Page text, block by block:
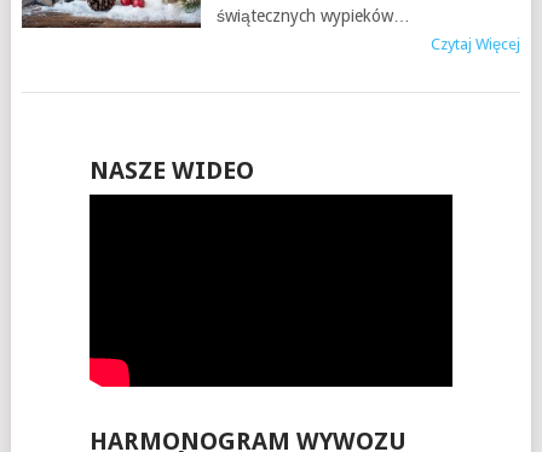
świątecznych wypieków…
Czytaj Więcej
NASZE WIDEO
HARMONOGRAM WYWOZU